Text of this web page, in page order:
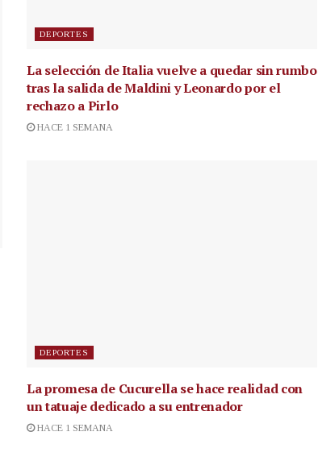
DEPORTES
La selección de Italia vuelve a quedar sin rumbo
tras la salida de Maldini y Leonardo por el
rechazo a Pirlo
HACE 1 SEMANA
DEPORTES
La promesa de Cucurella se hace realidad con
un tatuaje dedicado a su entrenador
HACE 1 SEMANA